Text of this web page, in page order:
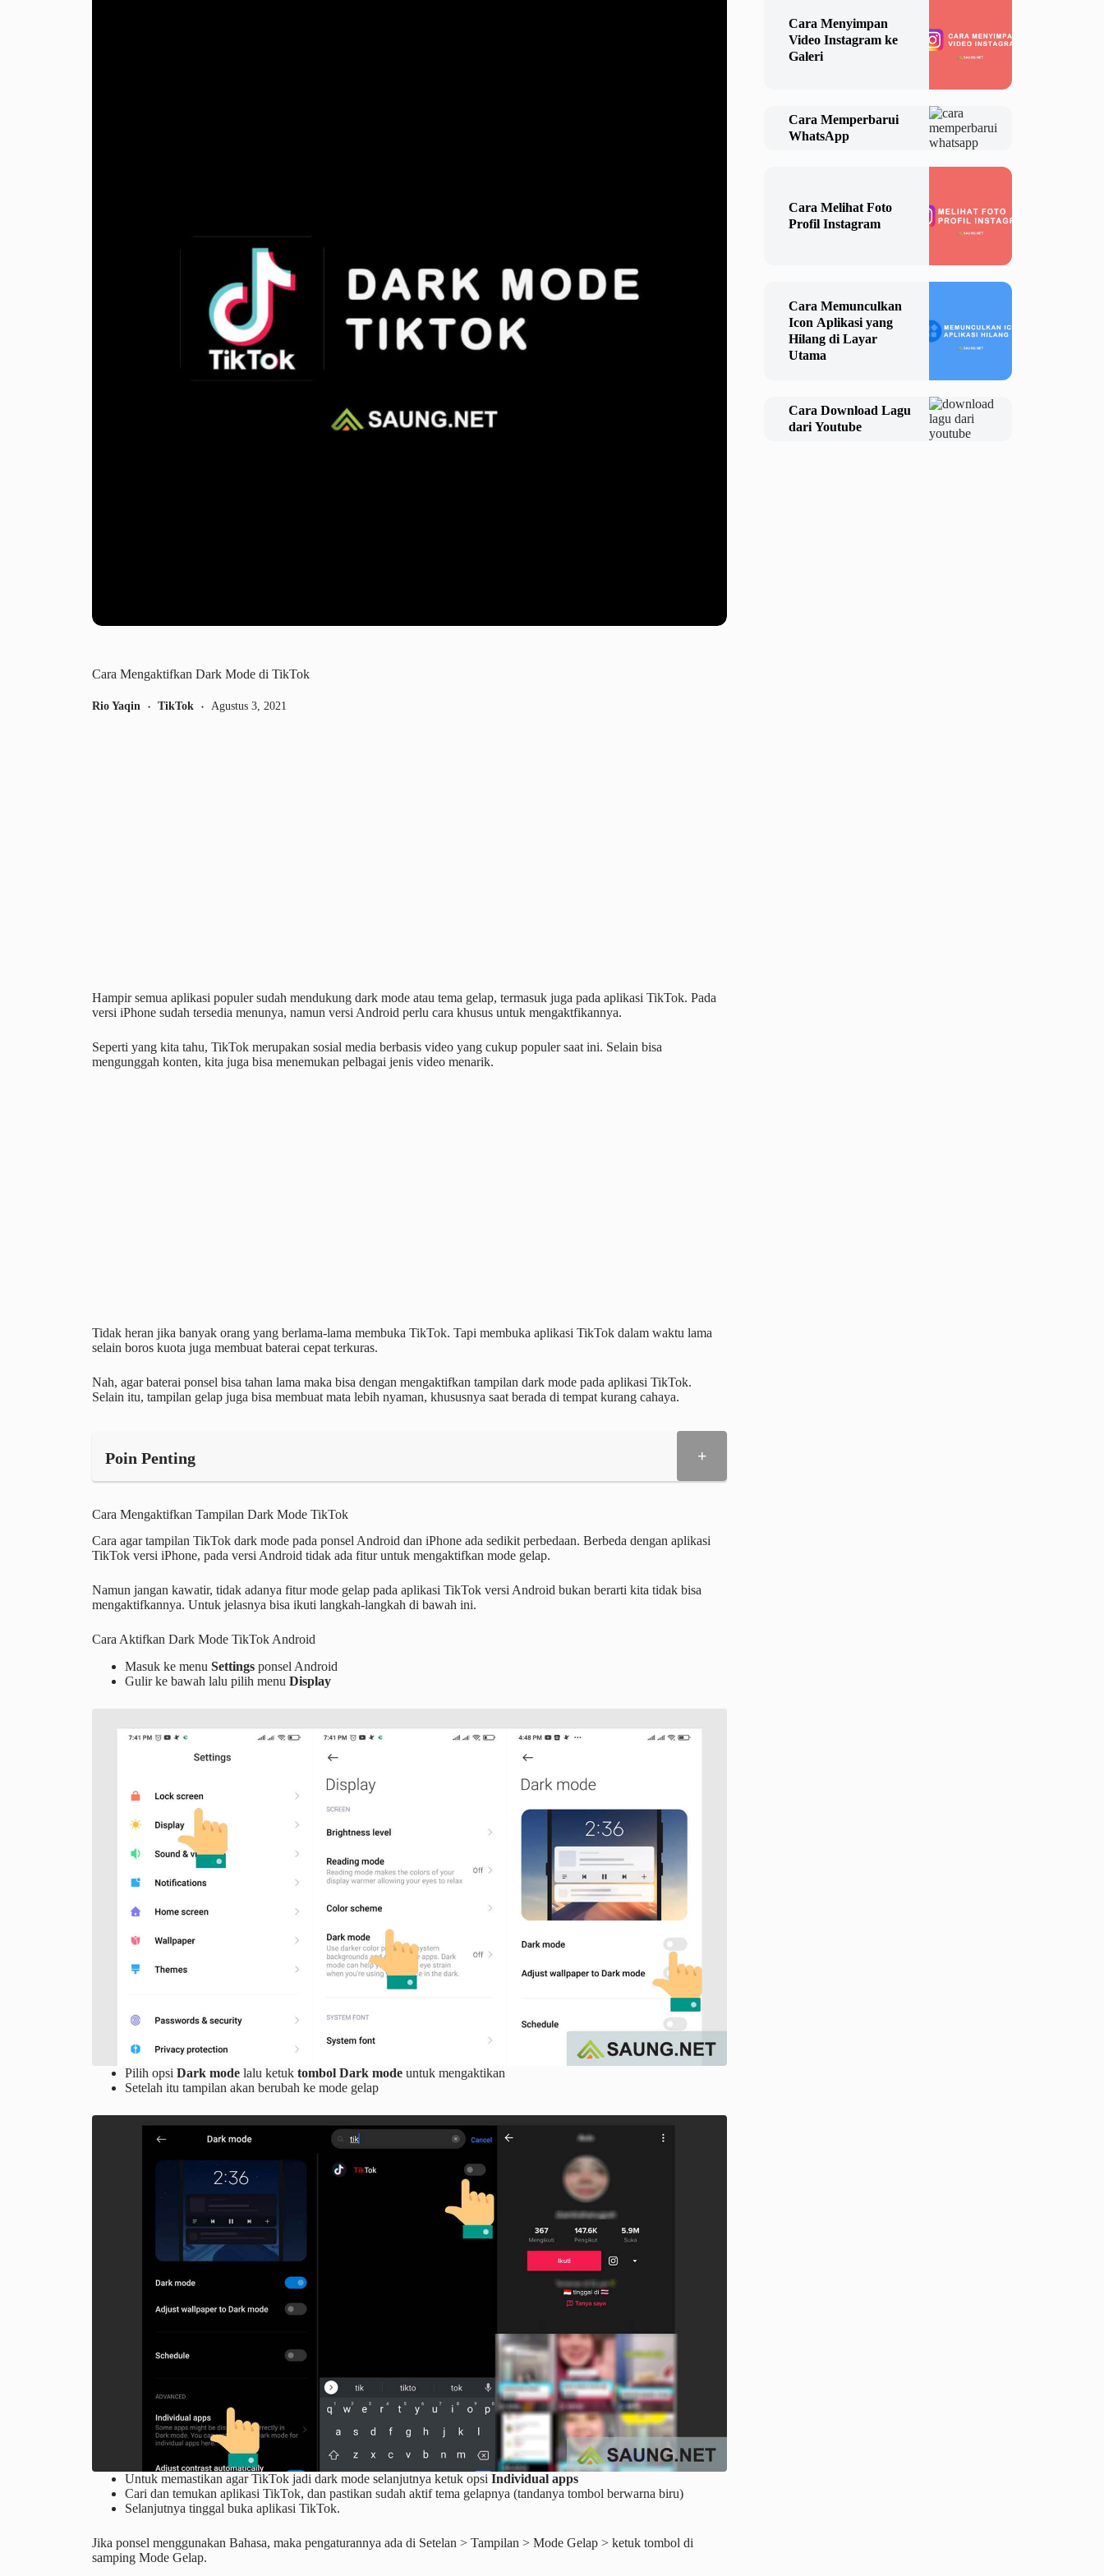
Cara Mengaktifkan Dark Mode di TikTok
Rio Yaqin TikTok Agustus 3, 2021
Hampir semua aplikasi populer sudah mendukung dark mode atau tema gelap, termasuk juga pada aplikasi TikTok. Pada
versi iPhone sudah tersedia menunya, namun versi Android perlu cara khusus untuk mengaktfikannya.
Seperti yang kita tahu, TikTok merupakan sosial media berbasis video yang cukup populer saat ini. Selain bisa
mengunggah konten, kita juga bisa menemukan pelbagai jenis video menarik.
Tidak heran jika banyak orang yang berlama-lama membuka TikTok. Tapi membuka aplikasi TikTok dalam waktu lama
selain boros kuota juga membuat baterai cepat terkuras.
Nah, agar baterai ponsel bisa tahan lama maka bisa dengan mengaktifkan tampilan dark mode pada aplikasi TikTok.
Selain itu, tampilan gelap juga bisa membuat mata lebih nyaman, khususnya saat berada di tempat kurang cahaya.
Poin Penting +
Cara Mengaktifkan Tampilan Dark Mode TikTok
Cara agar tampilan TikTok dark mode pada ponsel Android dan iPhone ada sedikit perbedaan. Berbeda dengan aplikasi
TikTok versi iPhone, pada versi Android tidak ada fitur untuk mengaktifkan mode gelap.
Namun jangan kawatir, tidak adanya fitur mode gelap pada aplikasi TikTok versi Android bukan berarti kita tidak bisa
mengaktifkannya. Untuk jelasnya bisa ikuti langkah-langkah di bawah ini.
Cara Aktifkan Dark Mode TikTok Android
Masuk ke menu Settings ponsel Android
Gulir ke bawah lalu pilih menu Display
Pilih opsi Dark mode lalu ketuk tombol Dark mode untuk mengaktikan
Setelah itu tampilan akan berubah ke mode gelap
Untuk memastikan agar TikTok jadi dark mode selanjutnya ketuk opsi Individual apps
Cari dan temukan aplikasi TikTok, dan pastikan sudah aktif tema gelapnya (tandanya tombol berwarna biru)
Selanjutnya tinggal buka aplikasi TikTok.
Jika ponsel menggunakan Bahasa, maka pengaturannya ada di Setelan > Tampilan > Mode Gelap > ketuk tombol di
samping Mode Gelap.
Cara Menyimpan
Video Instagram ke
Galeri
Cara Memperbarui
WhatsApp
Cara Melihat Foto
Profil Instagram
Cara Memunculkan
Icon Aplikasi yang
Hilang di Layar
Utama
Cara Download Lagu
dari Youtube